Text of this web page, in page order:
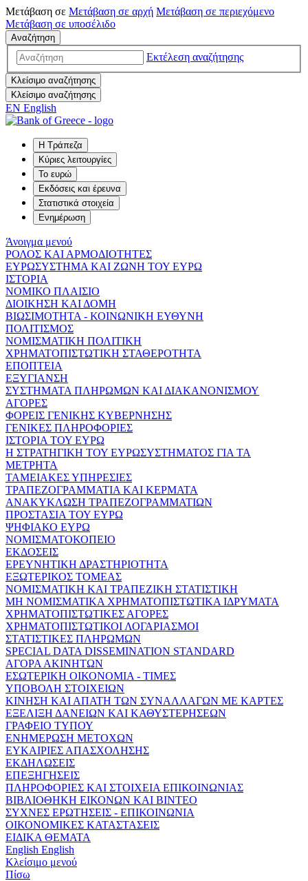
Μετάβαση σε Μετάβαση σε αρχή Μετάβαση σε περιεχόμενο
Μετάβαση σε υποσέλιδο
Αναζήτηση
Εκτέλεση αναζήτησης
Κλείσιμο αναζήτησης
Κλείσιμο αναζήτησης
EN English
Η Τράπεζα
Κύριες λειτουργίες
Το ευρώ
Εκδόσεις και έρευνα
Στατιστικά στοιχεία
Ενημέρωση
Άνοιγμα μενού
ΡΟΛΟΣ ΚΑΙ ΑΡΜΟΔΙΟΤΗΤΕΣ
ΕΥΡΩΣΥΣΤΗΜΑ ΚΑΙ ΖΩΝΗ ΤΟΥ ΕΥΡΩ
ΙΣΤΟΡΙΑ
ΝΟΜΙΚΟ ΠΛΑΙΣΙΟ
ΔΙΟΙΚΗΣΗ ΚΑΙ ΔΟΜΗ
ΒΙΩΣΙΜΟΤΗΤΑ - ΚΟΙΝΩΝΙΚΗ ΕΥΘΥΝΗ
ΠΟΛΙΤΙΣΜΟΣ
ΝΟΜΙΣΜΑΤΙΚΗ ΠΟΛΙΤΙΚΗ
ΧΡΗΜΑΤΟΠΙΣΤΩΤΙΚΗ ΣΤΑΘΕΡΟΤΗΤΑ
ΕΠΟΠΤΕΙΑ
ΕΞΥΓΙΑΝΣΗ
ΣΥΣΤΗΜΑΤΑ ΠΛΗΡΩΜΩΝ ΚΑΙ ΔΙΑΚΑΝΟΝΙΣΜΟΥ
ΑΓΟΡΕΣ
ΦΟΡΕΙΣ ΓΕΝΙΚΗΣ ΚΥΒΕΡΝΗΣΗΣ
ΓΕΝΙΚΕΣ ΠΛΗΡΟΦΟΡΙΕΣ
ΙΣΤΟΡΙΑ ΤΟΥ ΕΥΡΩ
Η ΣΤΡΑΤΗΓΙΚΗ ΤΟΥ ΕΥΡΩΣΥΣΤΗΜΑΤΟΣ ΓΙΑ ΤΑ
ΜΕΤΡΗΤΑ
ΤΑΜΕΙΑΚΕΣ ΥΠΗΡΕΣΙΕΣ
ΤΡΑΠΕΖΟΓΡΑΜΜΑΤΙΑ ΚΑΙ ΚΕΡΜΑΤΑ
ΑΝΑΚΥΚΛΩΣΗ ΤΡΑΠΕΖΟΓΡΑΜΜΑΤΙΩΝ
ΠΡΟΣΤΑΣΙΑ ΤΟΥ ΕΥΡΩ
ΨΗΦΙΑΚΟ ΕΥΡΩ
ΝΟΜΙΣΜΑΤΟΚΟΠΕΙΟ
ΕΚΔΟΣΕΙΣ
ΕΡΕΥΝΗΤΙΚΗ ΔΡΑΣΤΗΡΙΟΤΗΤΑ
ΕΞΩΤΕΡΙΚΟΣ ΤΟΜΕΑΣ
ΝΟΜΙΣΜΑΤΙΚΗ ΚΑΙ ΤΡΑΠΕΖΙΚΗ ΣΤΑΤΙΣΤΙΚΗ
ΜΗ ΝΟΜΙΣΜΑΤΙΚΑ ΧΡΗΜΑΤΟΠΙΣΤΩΤΙΚΑ ΙΔΡΥΜΑΤΑ
ΧΡΗΜΑΤΟΠΙΣΤΩΤΙΚΕΣ ΑΓΟΡΕΣ
ΧΡΗΜΑΤΟΠΙΣΤΩΤΙΚΟΙ ΛΟΓΑΡΙΑΣΜΟΙ
ΣΤΑΤΙΣΤΙΚΕΣ ΠΛΗΡΩΜΩΝ
SPECIAL DATA DISSEMINATION STANDARD
ΑΓΟΡΑ ΑΚΙΝΗΤΩΝ
ΕΣΩΤΕΡΙΚΗ ΟΙΚΟΝΟΜΙΑ - ΤΙΜΕΣ
ΥΠΟΒΟΛΗ ΣΤΟΙΧΕΙΩΝ
ΚΙΝΗΣΗ ΚΑΙ ΑΠΑΤΗ ΤΩΝ ΣΥΝΑΛΛΑΓΩΝ ΜΕ ΚΑΡΤΕΣ
ΕΞΕΛΙΞΗ ΔΑΝΕΙΩΝ ΚΑΙ ΚΑΘΥΣΤΕΡΗΣΕΩΝ
ΓΡΑΦΕΙΟ ΤΥΠΟΥ
ΕΝΗΜΕΡΩΣΗ ΜΕΤΟΧΩΝ
ΕΥΚΑΙΡΙΕΣ ΑΠΑΣΧΟΛΗΣΗΣ
ΕΚΔΗΛΩΣΕΙΣ
ΕΠΕΞΗΓΗΣΕΙΣ
ΠΛΗΡΟΦΟΡΙΕΣ ΚΑΙ ΣΤΟΙΧΕΙΑ ΕΠΙΚΟΙΝΩΝΙΑΣ
ΒΙΒΛΙΟΘΗΚΗ ΕΙΚΟΝΩΝ ΚΑΙ ΒΙΝΤΕΟ
ΣΥΧΝΕΣ ΕΡΩΤΗΣΕΙΣ - ΕΠΙΚΟΙΝΩΝΙΑ
ΟΙΚΟΝΟΜΙΚΕΣ ΚΑΤΑΣΤΑΣΕΙΣ
ΕΙΔΙΚΑ ΘΕΜΑΤΑ
English English
Κλείσιμο μενού
Πίσω